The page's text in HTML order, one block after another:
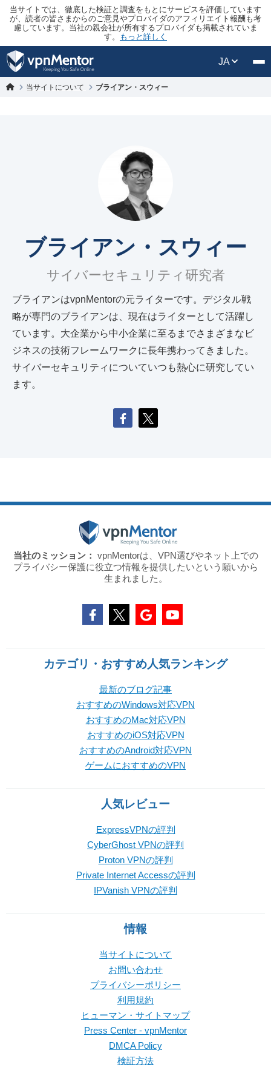
当サイトでは、徹底した検証と調査をもとにサービスを評価しています
が、読者の皆さまからのご意見やプロバイダのアフィリエイト報酬も考
慮しています。当社の親会社が所有するプロバイダも掲載されていま
す。
もっと詳しく
JA
当サイトについて ブライアン・スウィー
ブライアン・スウィー
サイバーセキュリティ研究者
ブライアンはvpnMentorの元ライターです。デジタル戦
略が専門のブライアンは、現在はライターとして活躍し
ています。大企業から中小企業に至るまでさまざまなビ
ジネスの技術フレームワークに長年携わってきました。
サイバーセキュリティについていつも熱心に研究してい
ます。
当社のミッション： vpnMentorは、VPN選びやネット上での
プライバシー保護に役立つ情報を提供したいという願いから
生まれました。
カテゴリ・おすすめ人気ランキング
最新のブログ記事
おすすめのWindows対応VPN
おすすめのMac対応VPN
おすすめのiOS対応VPN
おすすめのAndroid対応VPN
ゲームにおすすめのVPN
人気レビュー
ExpressVPNの評判
CyberGhost VPNの評判
Proton VPNの評判
Private Internet Accessの評判
IPVanish VPNの評判
情報
当サイトについて
お問い合わせ
プライバシーポリシー
利用規約
ヒューマン・サイトマップ
Press Center - vpnMentor
DMCA Policy
検証方法